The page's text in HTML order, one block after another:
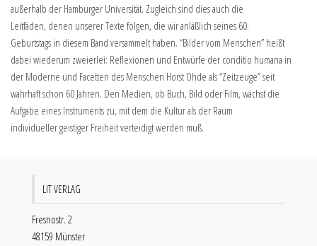
außerhalb der Hamburger Universität. Zugleich sind dies auch die
Leitfäden, denen unserer Texte folgen, die wir anläßlich seines 60.
Geburtstags in diesem Band versammelt haben. “Bilder vom Menschen” heißt
dabei wiederum zweierlei: Reflexionen und Entwürfe der conditio humana in
der Moderne und Facetten des Menschen Horst Ohde als “Zeitzeuge” seit
wahrhaft schon 60 Jahren. Den Medien, ob Buch, Bild oder Film, wächst die
Aufgabe eines Instruments zu, mit dem die Kultur als der Raum
individueller geistiger Freiheit verteidigt werden muß.
LIT VERLAG
Fresnostr. 2
48159 Münster